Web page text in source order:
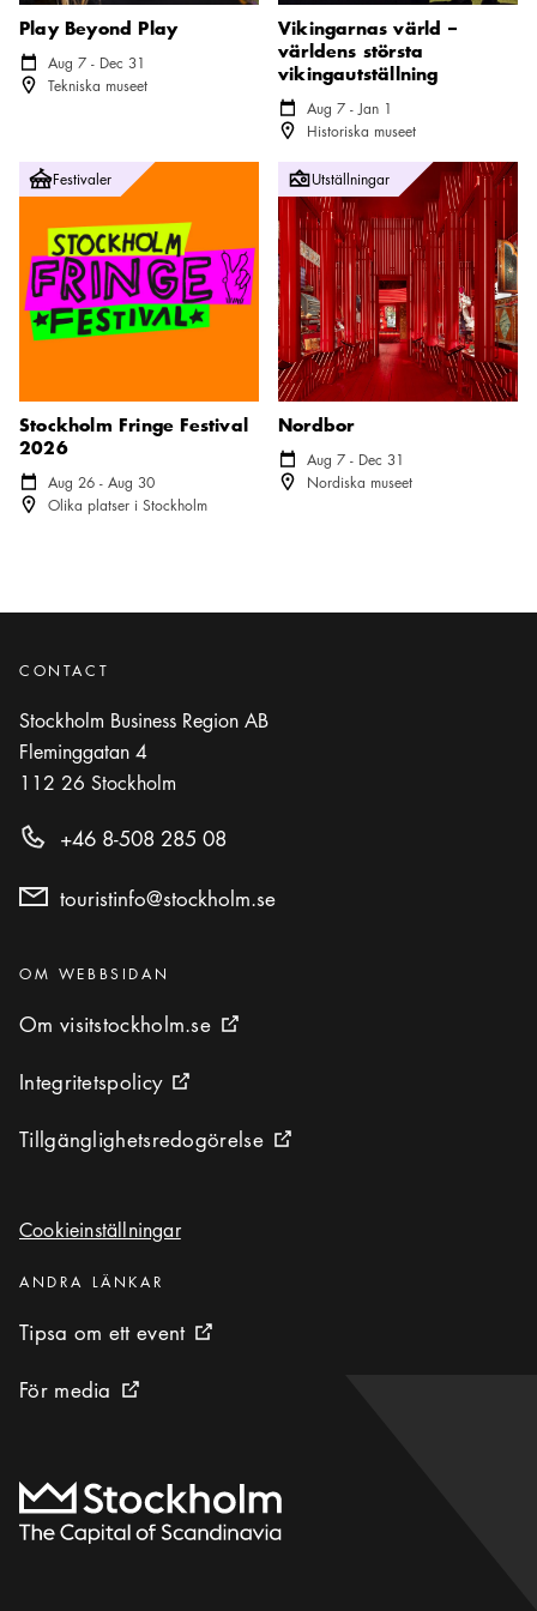
Play Beyond Play
Kalender ikon
Aug 7 - Dec 31
Plats ikonTekniska museet
Vikingarnas värld –
världens största
vikingautställning
Kalender ikon
Aug 7 - Jan 1
Plats ikonHistoriska museet
Stockholm Fringe Festival 2026
Festivaler
Stockholm Fringe Festival
2026
Kalender ikon
Aug 26 - Aug 30
Plats ikonOlika platser i Stockholm
Nordbor
Utställningar
Nordbor
Kalender ikon
Aug 7 - Dec 31
Plats ikonNordiska museet
CONTACT
Stockholm Business Region AB
Fleminggatan 4
112 26 Stockholm
+46 8-508 285 08
touristinfo@stockholm.se
Kategorier:
OM WEBBSIDAN
Om visitstockholm.se
Om visitstockholm.se Extern ikon
Integritetspolicy
Integritetspolicy Extern ikon
Tillgänglighetsredogörelse
Tillgänglighetsredogörelse Extern ikon
Cookieinställningar
Cookieinställningar
Kategorier :
ANDRA LÄNKAR
Tipsa om ett event
Tipsa om ett event Extern ikon
För media
För media Extern ikon
Till startsidan